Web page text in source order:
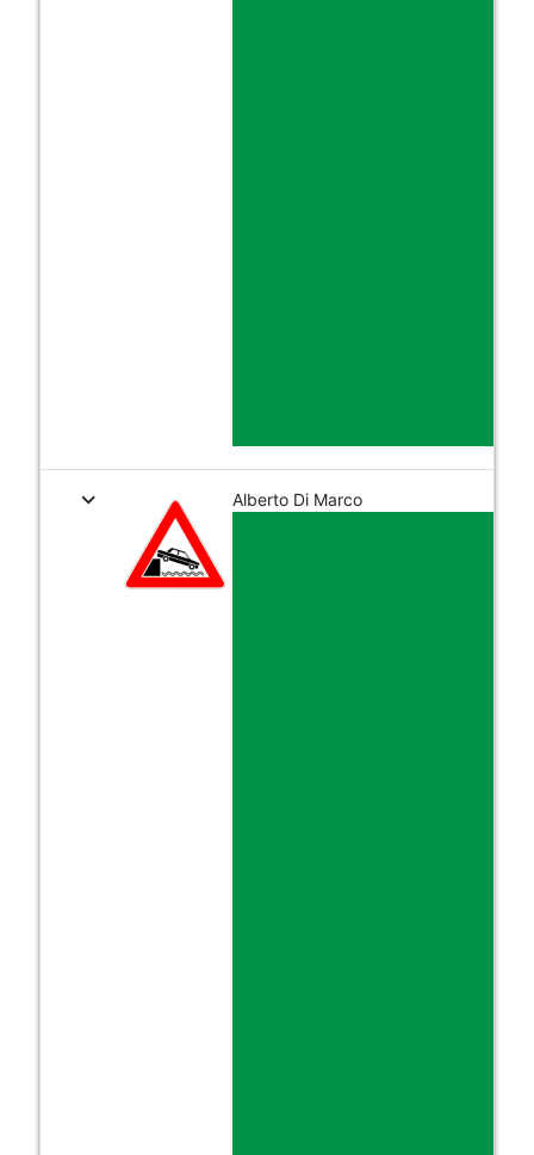
expand_more Alberto Di Marco